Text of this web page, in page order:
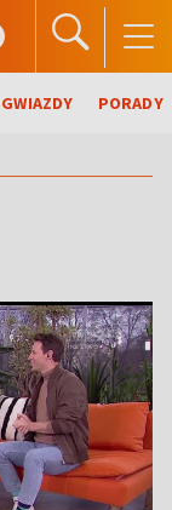
GWIAZDY PORADY